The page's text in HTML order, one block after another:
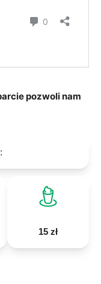
pozwoli nam
15 zł